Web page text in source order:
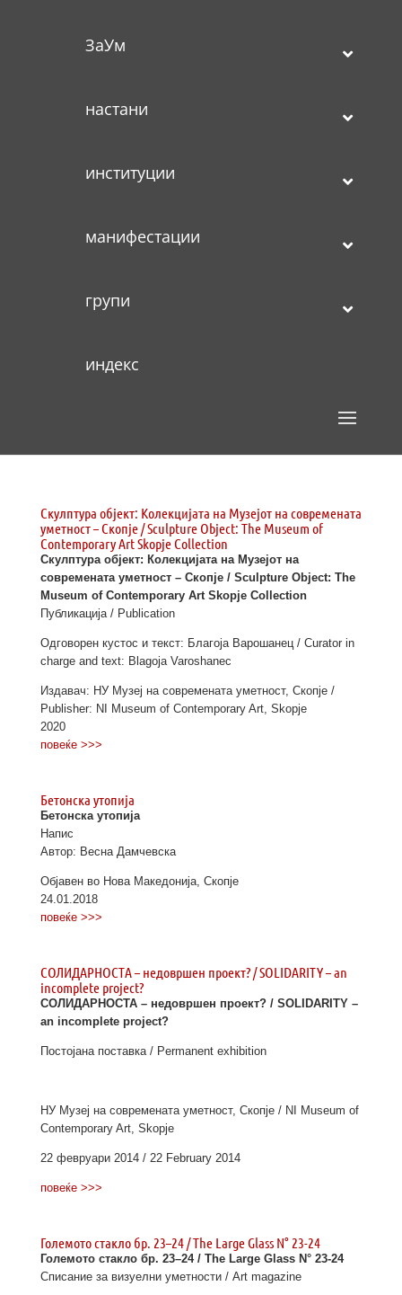
ЗаУм
настани
институции
манифестации
групи
индекс
Скулптура објект: Колекцијата на Музејот на современата
уметност – Скопје / Sculpture Object: The Museum of
Contemporary Art Skopje Collection
Скулптура објект: Колекцијата на Музејот на
современата уметност – Скопје / Sculpture Object: The
Museum of Contemporary Art Skopje Collection
Публикација / Publication
Одговорен кустос и текст: Благоја Варошанец / Curator in
charge and text: Blagoja Varoshanec
Издавач: НУ Музеј на современата уметност, Скопје /
Publisher: NI Museum of Contemporary Art, Skopje
2020
повеќе >>>
Бетонска утопија
Бетонска утопија
Напис
Автор: Весна Дамчевска
Објавен во Нова Македонија, Скопје
24.01.2018
повеќе >>>
СОЛИДАРНОСТА – недовршен проект? / SOLIDARITY – an
incomplete project?
СОЛИДАРНОСТА – недовршен проект? / SOLIDARITY –
an incomplete project?
Постојана поставка / Permanent exhibition
НУ Музеј на современата уметност, Скопје / NI Museum of
Contemporary Art, Skopje
22 февруари 2014 / 22 February 2014
повеќе >>>
Големото стакло бр. 23–24 / The Large Glass N° 23-24
Големото стакло бр. 23–24 / The Large Glass N° 23-24
Списание за визуелни уметности / Art magazine